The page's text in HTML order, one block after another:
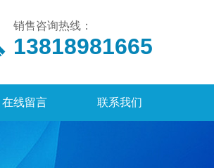
销售咨询热线：
13818981665
在线留言 联系我们